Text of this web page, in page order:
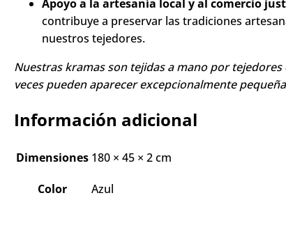
pañuelos producidos en masa. Al invertir en
Apoyo a la artesanía local y al comercio
contribuye a preservar las tradiciones
nuestros tejedores.
Nuestras kramas son tejidas a mano por
veces pueden aparecer excepcionalmente